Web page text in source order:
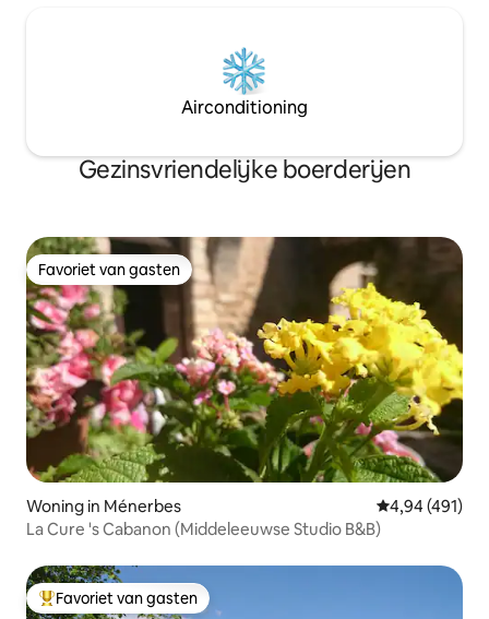
Airconditioning
Gezinsvriendelijke boerderijen
Favoriet van gasten
Favoriet van gasten
Woning in Ménerbes Gemiddelde
4,94 (491)
La Cure 's Cabanon (Middeleeuwse Studio B&B)
Topfavoriet van gasten
Favoriet van gasten